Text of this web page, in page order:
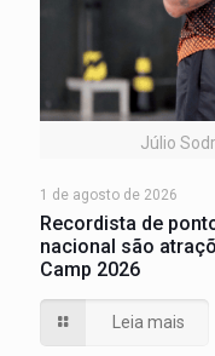
Júlio
1 de agosto de 2026
Recordista de
nacional são
Camp 2026
Leia mais